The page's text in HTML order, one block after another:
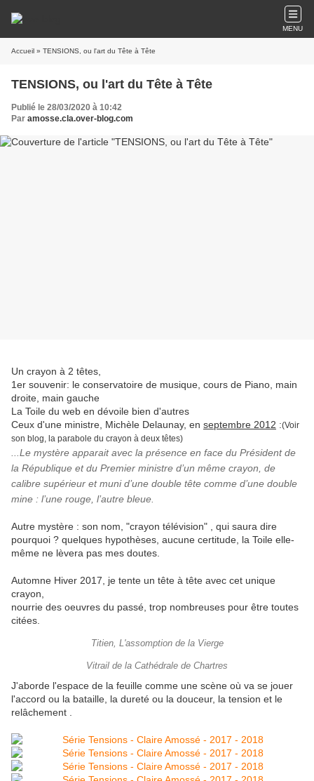
MENU
Accueil » TENSIONS, ou l'art du Tête à Tête
TENSIONS, ou l'art du Tête à Tête
Publié le 28/03/2020 à 10:42
Par amosse.cla.over-blog.com
Un crayon à 2 têtes,
1er souvenir: le conservatoire de musique, cours de Piano, main
droite, main gauche
La Toile du web en dévoile bien d'autres
Ceux d'une ministre, Michèle Delaunay, en septembre 2012 :(Voir
son blog, la parabole du crayon à deux têtes)
...Le mystère apparait avec la présence en face du Président de
la République et du Premier ministre d’un même crayon, de
calibre supérieur et muni d’une double tête comme d’une double
mine : l’une rouge, l’autre bleue.
Autre mystère : son nom, "crayon télévision" , qui saura dire
pourquoi ? quelques hypothèses, aucune certitude, la Toile elle-
même ne lèvera pas mes doutes.
Automne Hiver 2017, je tente un tête à tête avec cet unique
crayon,
nourrie des oeuvres du passé, trop nombreuses pour être toutes
citées.
Titien, L'assomption de la Vierge
Vitrail de la Cathédrale de Chartres
J'aborde l'espace de la feuille comme une scène où va se jouer
l'accord ou la bataille, la dureté ou la douceur, la tension et le
relâchement .